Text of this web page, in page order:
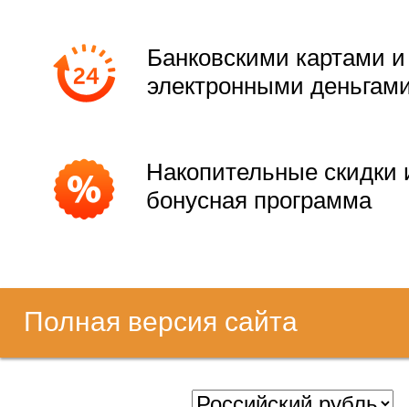
Банковскими картами и
электронными
Накопительные скидки
бонусная программа
Полная версия сайта